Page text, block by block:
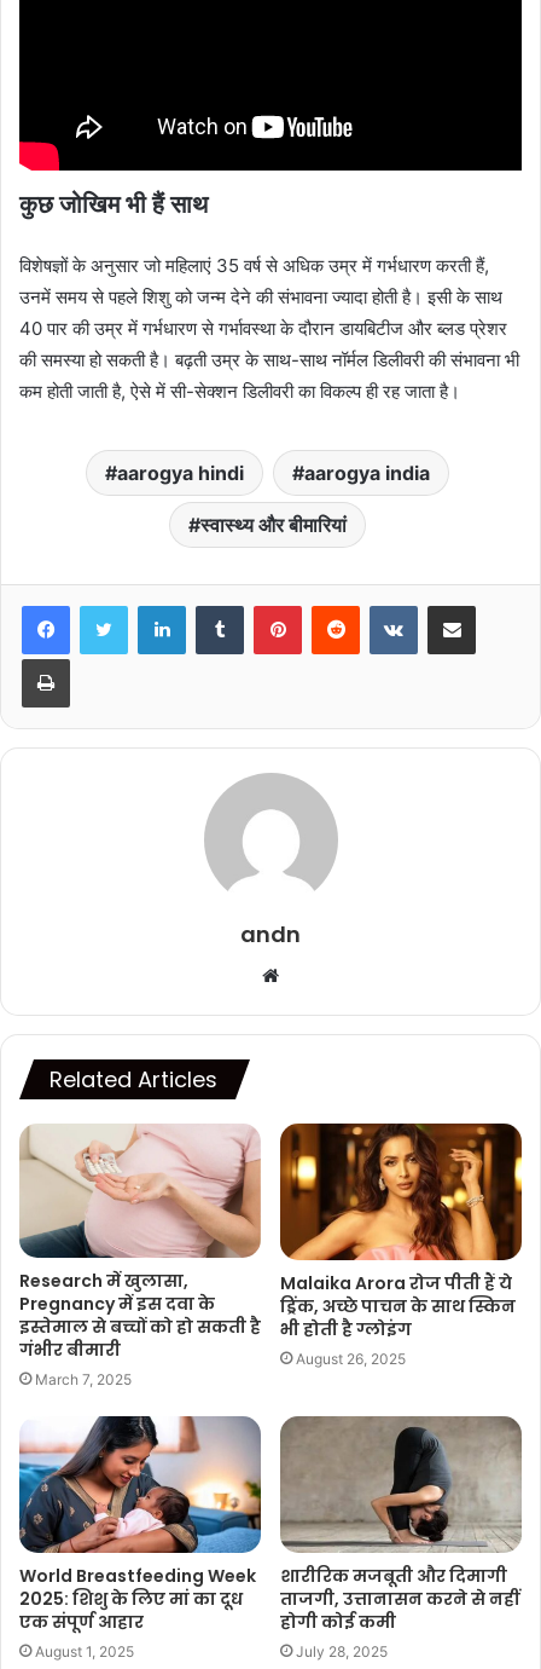
कुछ जोखिम भी हैं साथ
विशेषज्ञों के अनुसार जो महिलाएं 35 वर्ष से अधिक उम्र में गर्भधारण करती हैं,
उनमें समय से पहले शिशु को जन्म देने की संभावना ज्यादा होती है। इसी के साथ
40 पार की उम्र में गर्भधारण से गर्भावस्था के दौरान डायबिटीज और ब्लड प्रेशर
की समस्या हो सकती है। बढ़ती उम्र के साथ-साथ नॉर्मल डिलीवरी की संभावना भी
कम होती जाती है, ऐसे में सी-सेक्शन डिलीवरी का विकल्प ही रह जाता है।
aarogya hindi aarogya india
स्वास्थ्य और बीमारियां
LinkedInTumblr PinterestReddit VKontakteShare via Email
Print
andn
Website
Related Articles
Research में खुलासा,
Pregnancy में इस दवा के
इस्तेमाल से बच्चों को हो सकती है
गंभीर बीमारी
March 7, 2025
Malaika Arora रोज पीती हैं ये
ड्रिंक, अच्छे पाचन के साथ स्किन
भी होती है ग्लोइंग
August 26, 2025
World Breastfeeding Week
2025: शिशु के लिए मां का दूध
एक संपूर्ण आहार
August 1, 2025
शारीरिक मजबूती और दिमागी
ताजगी, उत्तानासन करने से नहीं
होगी कोई कमी
July 28, 2025